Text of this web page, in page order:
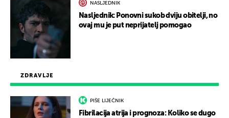
ZDRAVLJE
PIŠE LIJEČNIK
Fibrilacija atrija i prognoza: Koliko se dugo
NASLJEDNIK
Nasljednik: Ponovni sukob dviju obitelji, no
ovaj mu je put neprijatelj pomogao